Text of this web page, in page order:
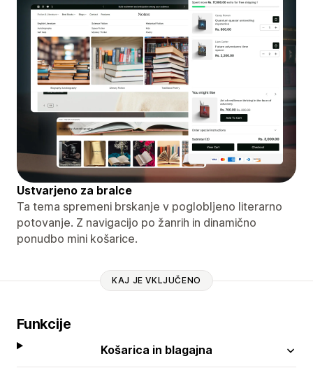
Ustvarjeno za bralce
Ta tema spremeni brskanje v poglobljeno literarno
potovanje. Z navigacijo po žanrih in dinamično
ponudbo mini košarice.
KAJ JE VKLJUČENO
Funkcije
Košarica in blagajna